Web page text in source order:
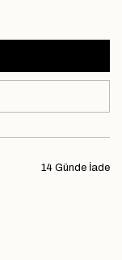
14 Günde İade